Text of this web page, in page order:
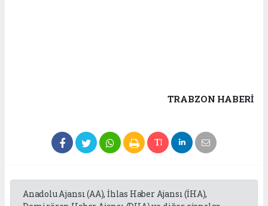
TRABZON HABERİ
Anadolu Ajansı (AA), İhlas Haber Ajansı (İHA),